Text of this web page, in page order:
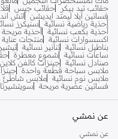
حقائب تيد بيكر
حقائب جيس
فساتين ايلا ليمتد ايديشن
اتش
أحذية رياضية نسائية
سنيكرز
أحذية بكعب نسائية أحذية مريحة
اكسسوارات نسائية منتجات
بناطيل نسائية تنانير نسائية
ساعات نسائية
شموع معطرة
صنادل نسائية جينزات كالفن كلاين
ملابس سباحة قطعة واحدة
ملابس نوم نسائية ملابس شاطئ
فساتين عصرية مريحة
عن نمشي
عن نمشي